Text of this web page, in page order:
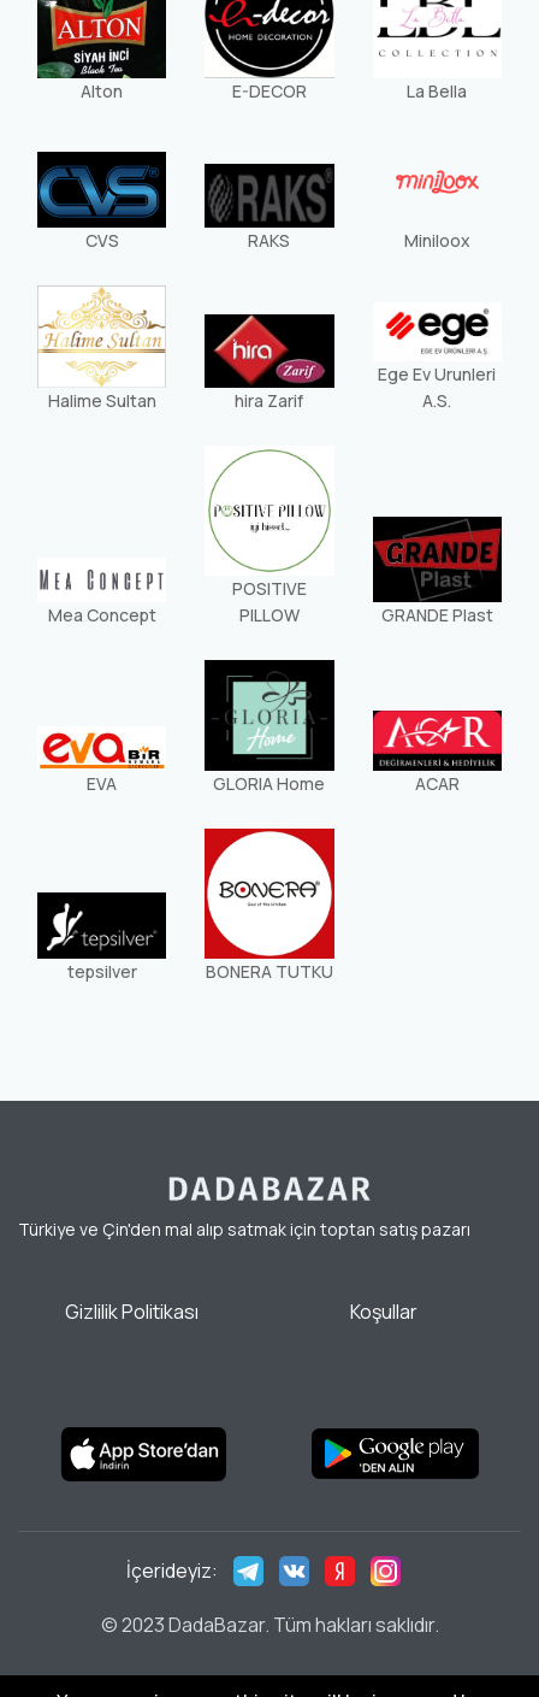
Alton E-DECOR La Bella
CVS RAKS Miniloox
Halime Sultan hira Zarif
Ege Ev Urunleri
A.S.
Mea Concept
POSITIVE
PILLOW
GRANDE Plast
EVA GLORIA Home ACAR
tepsilver BONERA TUTKU
Türkiye ve Çin'den mal alıp satmak için toptan satış pazarı
Gizlilik Politikası Koşullar
© 2023 DadaBazar. Tüm hakları saklıdır.
İçerideyiz: